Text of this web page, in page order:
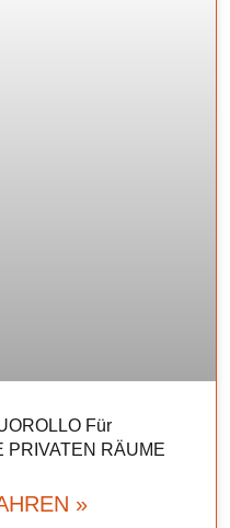
Für
PRIVATEN RÄUME
»